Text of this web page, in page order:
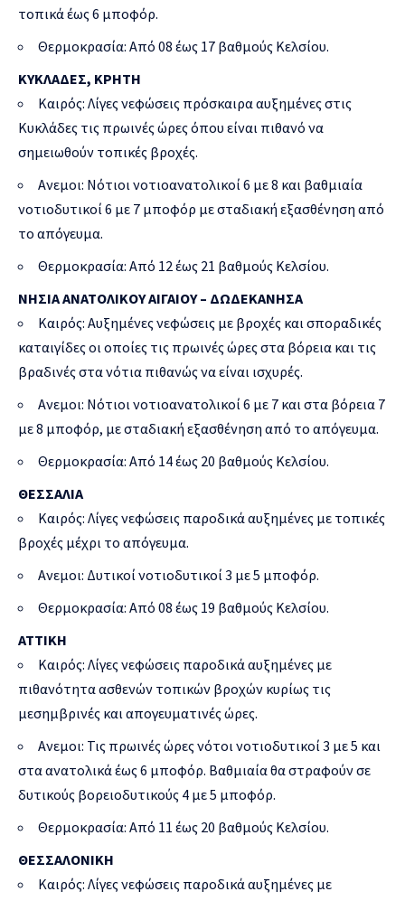
τοπικά έως 6 μποφόρ.
Θερμοκρασία: Από 08 έως 17 βαθμούς Κελσίου.
ΚΥΚΛΑΔΕΣ, ΚΡΗΤΗ
Καιρός: Λίγες νεφώσεις πρόσκαιρα αυξημένες στις
Κυκλάδες τις πρωινές ώρες όπου είναι πιθανό να
σημειωθούν τοπικές βροχές.
Ανεμοι: Νότιοι νοτιοανατολικοί 6 με 8 και βαθμιαία
νοτιοδυτικοί 6 με 7 μποφόρ με σταδιακή εξασθένηση από
το απόγευμα.
Θερμοκρασία: Από 12 έως 21 βαθμούς Κελσίου.
ΝΗΣΙΑ ΑΝΑΤΟΛΙΚΟΥ ΑΙΓΑΙΟΥ – ΔΩΔΕΚΑΝΗΣΑ
Καιρός: Αυξημένες νεφώσεις με βροχές και σποραδικές
καταιγίδες οι οποίες τις πρωινές ώρες στα βόρεια και τις
βραδινές στα νότια πιθανώς να είναι ισχυρές.
Ανεμοι: Νότιοι νοτιοανατολικοί 6 με 7 και στα βόρεια 7
με 8 μποφόρ, με σταδιακή εξασθένηση από το απόγευμα.
Θερμοκρασία: Από 14 έως 20 βαθμούς Κελσίου.
ΘΕΣΣΑΛΙΑ
Καιρός: Λίγες νεφώσεις παροδικά αυξημένες με τοπικές
βροχές μέχρι το απόγευμα.
Ανεμοι: Δυτικοί νοτιοδυτικοί 3 με 5 μποφόρ.
Θερμοκρασία: Από 08 έως 19 βαθμούς Κελσίου.
ΑΤΤΙΚΗ
Καιρός: Λίγες νεφώσεις παροδικά αυξημένες με
πιθανότητα ασθενών τοπικών βροχών κυρίως τις
μεσημβρινές και απογευματινές ώρες.
Ανεμοι: Τις πρωινές ώρες νότοι νοτιοδυτικοί 3 με 5 και
στα ανατολικά έως 6 μποφόρ. Βαθμιαία θα στραφούν σε
δυτικούς βορειοδυτικούς 4 με 5 μποφόρ.
Θερμοκρασία: Από 11 έως 20 βαθμούς Κελσίου.
ΘΕΣΣΑΛΟΝΙΚΗ
Καιρός: Λίγες νεφώσεις παροδικά αυξημένες με